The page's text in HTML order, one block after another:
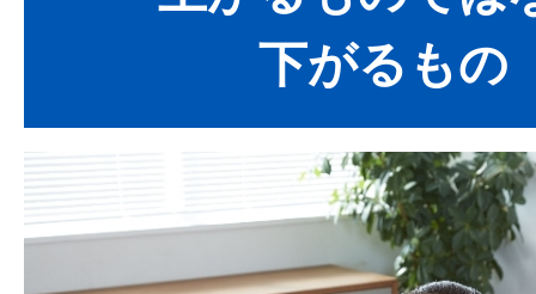
下がるもの